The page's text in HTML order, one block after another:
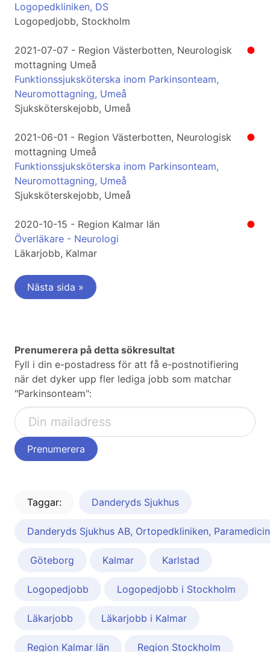
Logopedkliniken, DS
Logopedjobb, Stockholm
●
2021-07-07 - Region Västerbotten, Neurologisk
mottagning Umeå
Funktionssjuksköterska inom Parkinsonteam,
Neuromottagning, Umeå
Sjuksköterskejobb, Umeå
●
2021-06-01 - Region Västerbotten, Neurologisk
mottagning Umeå
Funktionssjuksköterska inom Parkinsonteam,
Neuromottagning, Umeå
Sjuksköterskejobb, Umeå
●
2020-10-15 - Region Kalmar län
Överläkare - Neurologi
Läkarjobb, Kalmar
Nästa sida »
Prenumerera på detta sökresultat
Fyll i din e-postadress för att få e-postnotifiering
när det dyker upp fler lediga jobb som matchar
"Parkinsonteam":
Taggar: Danderyds Sjukhus
Danderyds Sjukhus AB, Ortopedkliniken,
Göteborg Kalmar Karlstad
Logopedjobb Logopedjobb i Stockholm
Läkarjobb Läkarjobb i Kalmar
Region Kalmar län Region Stockholm